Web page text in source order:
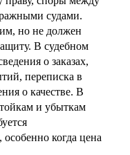
судами.
но не должен
В судебном
о заказах,
переписка в
о качестве. В
и убыткам
, особенно когда цена